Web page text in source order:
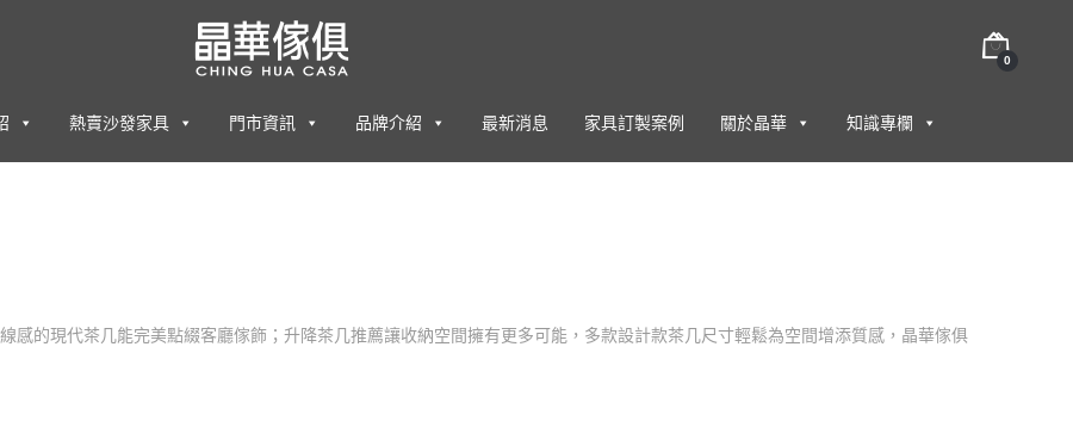
0
熱賣沙發家具 門市資訊 品牌介紹 最新消息 家具訂製案例 關於晶華 知識專欄
感的現代茶几能完美點綴客廳傢飾；升降茶几推薦讓收納空間擁有更多可能，多款設計款茶几尺寸輕鬆為空間增添質感，晶華傢俱